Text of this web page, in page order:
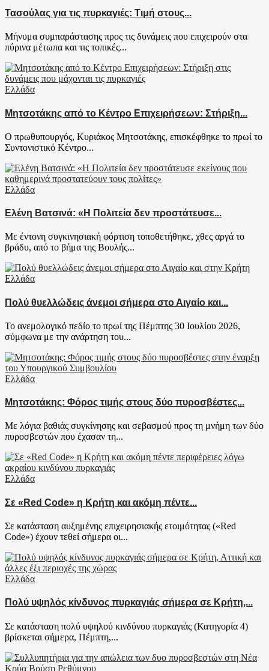
Τασούλας για τις πυρκαγιές: Τιμή στους...
Μήνυμα συμπαράστασης προς τις δυνάμεις που επιχειρούν στα
πύρινα μέτωπα και τις τοπικές...
Ελλάδα
Μητσοτάκης από το Κέντρο Επιχειρήσεων: Στήριξη...
Ο πρωθυπουργός, Κυριάκος Μητσοτάκης, επισκέφθηκε το πρωί το
Συντονιστικό Κέντρο...
Ελλάδα
Ελένη Βατσινά: «Η Πολιτεία δεν προστάτευσε...
Με έντονη συγκινησιακή φόρτιση τοποθετήθηκε, χθες αργά το
βράδυ, από το βήμα της Βουλής...
Ελλάδα
Πολύ θυελλώδεις άνεμοι σήμερα στο Αιγαίο και...
Το ανεμολογικό πεδίο το πρωί της Πέμπτης 30 Ιουλίου 2026,
σύμφωνα με την ανάρτηση του...
Ελλάδα
Μητσοτάκης: Φόρος τιμής στους δύο πυροσβέστες...
Με λόγια βαθιάς συγκίνησης και σεβασμού προς τη μνήμη των δύο
πυροσβεστών που έχασαν τη...
Ελλάδα
Σε «Red Code» η Κρήτη και ακόμη πέντε...
Σε κατάσταση αυξημένης επιχειρησιακής ετοιμότητας («Red
Code») έχουν τεθεί σήμερα οι...
Ελλάδα
Πολύ υψηλός κίνδυνος πυρκαγιάς σήμερα σε Κρήτη,...
Σε κατάσταση πολύ υψηλού κινδύνου πυρκαγιάς (Κατηγορία 4)
βρίσκεται σήμερα, Πέμπτη,...